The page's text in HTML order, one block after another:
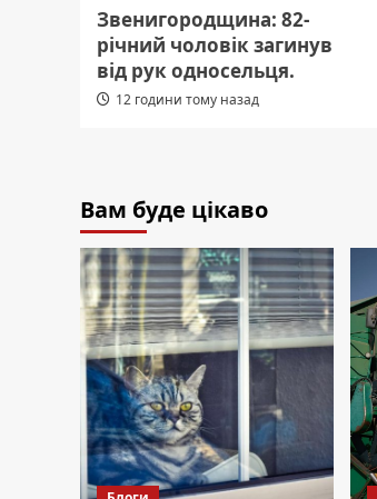
Звенигородщина: 82-
річний чоловік загинув
від рук односельця.
12 години тому назад
Вам буде цікаво